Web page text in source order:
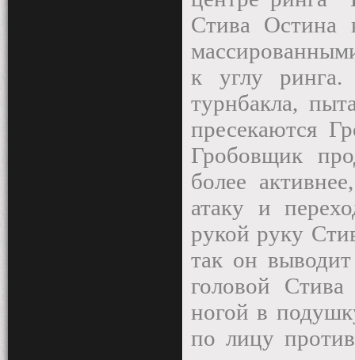
Стива Остина
к углу
турнбакла,
пресекаются
Гробовщик
более
атаку и
рукой руку
так он
головой
ногой в
по лицу